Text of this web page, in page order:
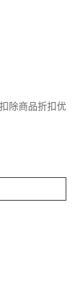
除商品折扣优